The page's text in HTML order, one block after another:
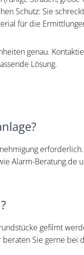
Schutz: Sie
für die
genau.
Lösung.
Alarm-Beratung.de
gefilmt
beraten Sie gerne bei